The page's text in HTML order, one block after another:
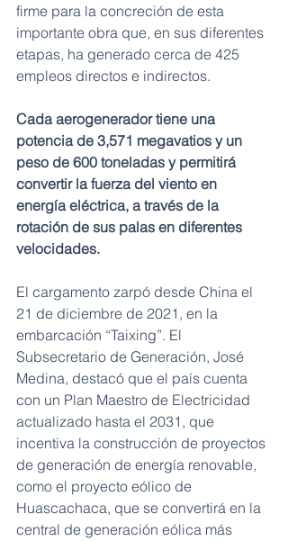
firme para la concreción de esta
importante obra que, en sus diferentes
etapas, ha generado cerca de 425
empleos directos e indirectos.
Cada aerogenerador tiene una
potencia de 3,571 megavatios y un
peso de 600 toneladas y permitirá
convertir la fuerza del viento en
energía eléctrica, a través de la
rotación de sus palas en diferentes
velocidades.
El cargamento zarpó desde China el
21 de diciembre de 2021, en la
embarcación “Taixing”. El
Subsecretario de Generación, José
Medina, destacó que el país cuenta
con un Plan Maestro de Electricidad
actualizado hasta el 2031, que
incentiva la construcción de proyectos
de generación de energía renovable,
como el proyecto eólico de
Huascachaca, que se convertirá en la
central de generación eólica más